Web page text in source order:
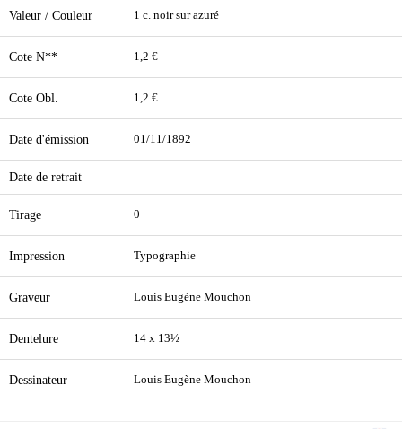
Valeur / Couleur 1 c. noir sur azuré
Cote N** 1,2 €
Cote Obl. 1,2 €
Date d'émission 01/11/1892
Date de retrait
Tirage 0
Impression Typographie
Graveur Louis Eugène Mouchon
Dentelure 14 x 13½
Dessinateur Louis Eugène Mouchon